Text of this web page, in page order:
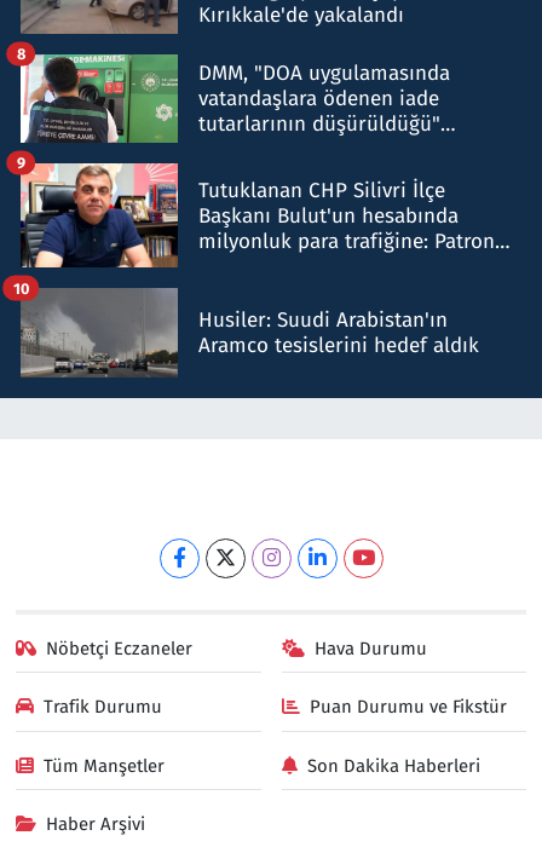
Kırıkkale'de yakalandı
DMM, "DOA uygulamasında
vatandaşlara ödenen iade
tutarlarının düşürüldüğü"
8
Tutuklanan CHP Silivri İlçe
Başkanı Bulut'un hesabında
milyonluk para trafiğine: Patron
9
Husiler: Suudi Arabistan'ın
Aramco tesislerini hedef aldık
10
Nöbetçi Eczaneler Hava Durumu
Trafik Durumu Puan Durumu ve Fikstür
Tüm Manşetler Son Dakika Haberleri
Haber Arşivi